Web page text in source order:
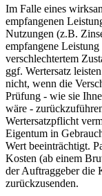
Im Falle eines
empfangenen
Nutzungen (z.B.
empfangene
verschlechtertem
ggf. Wertersatz
nicht, wenn die
Prüfung - wie sie
wäre -
Wertersatzpflicht
Eigentum in
Wert beeinträchtigt.
Kosten (ab einem
der Auftraggeber die
zurückzusenden.